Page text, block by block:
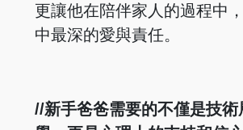
更讓他在陪伴家人的過程中
中最深的愛與責任。
//新手爸爸需要的不僅是技術